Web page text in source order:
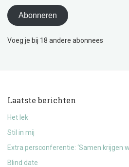
Abonneren
Voeg je bij 18 andere abonnees
Laatste berichten
Het lek
Stil in mij
Extra persconferentie: ‘Samen krijgen
Blind date